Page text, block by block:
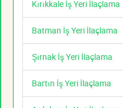
Kırıkkale İş Yeri İlaçlama
Batman İş Yeri İlaçlama
Şırnak İş Yeri İlaçlama
Bartın İş Yeri İlaçlama